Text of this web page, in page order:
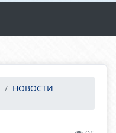
НОВОСТИ